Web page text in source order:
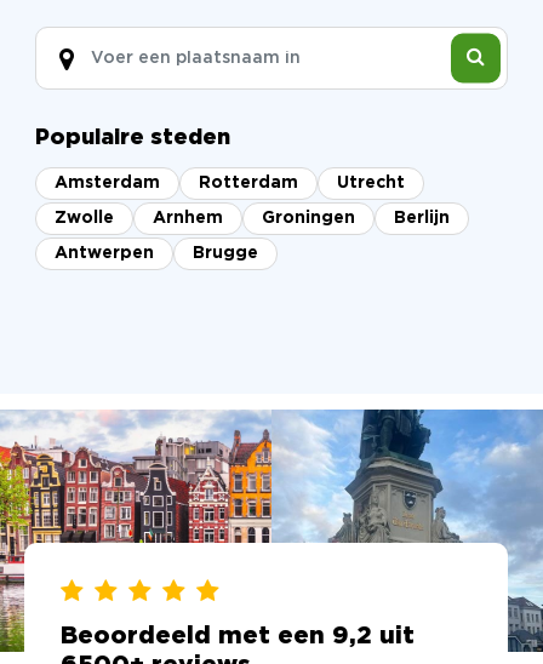
Populaire steden
Amsterdam Rotterdam Utrecht
Zwolle Arnhem Groningen Berlijn
Antwerpen Brugge
Beoordeeld met een 9,2 uit